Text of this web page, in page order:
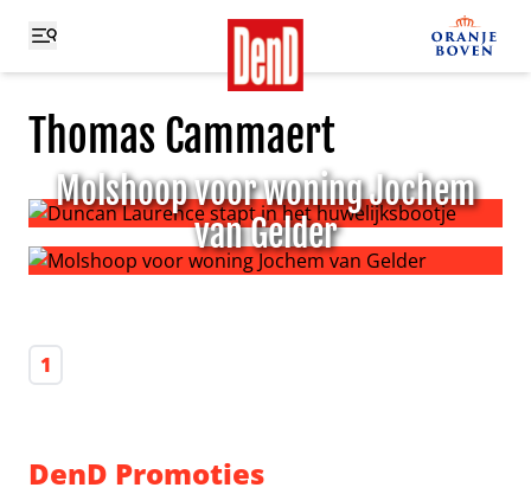
Thomas Cammaert
Duncan Laurence stapt in het huwelijksbootje
Molshoop voor woning Jochem
van Gelder
1
DenD Promoties